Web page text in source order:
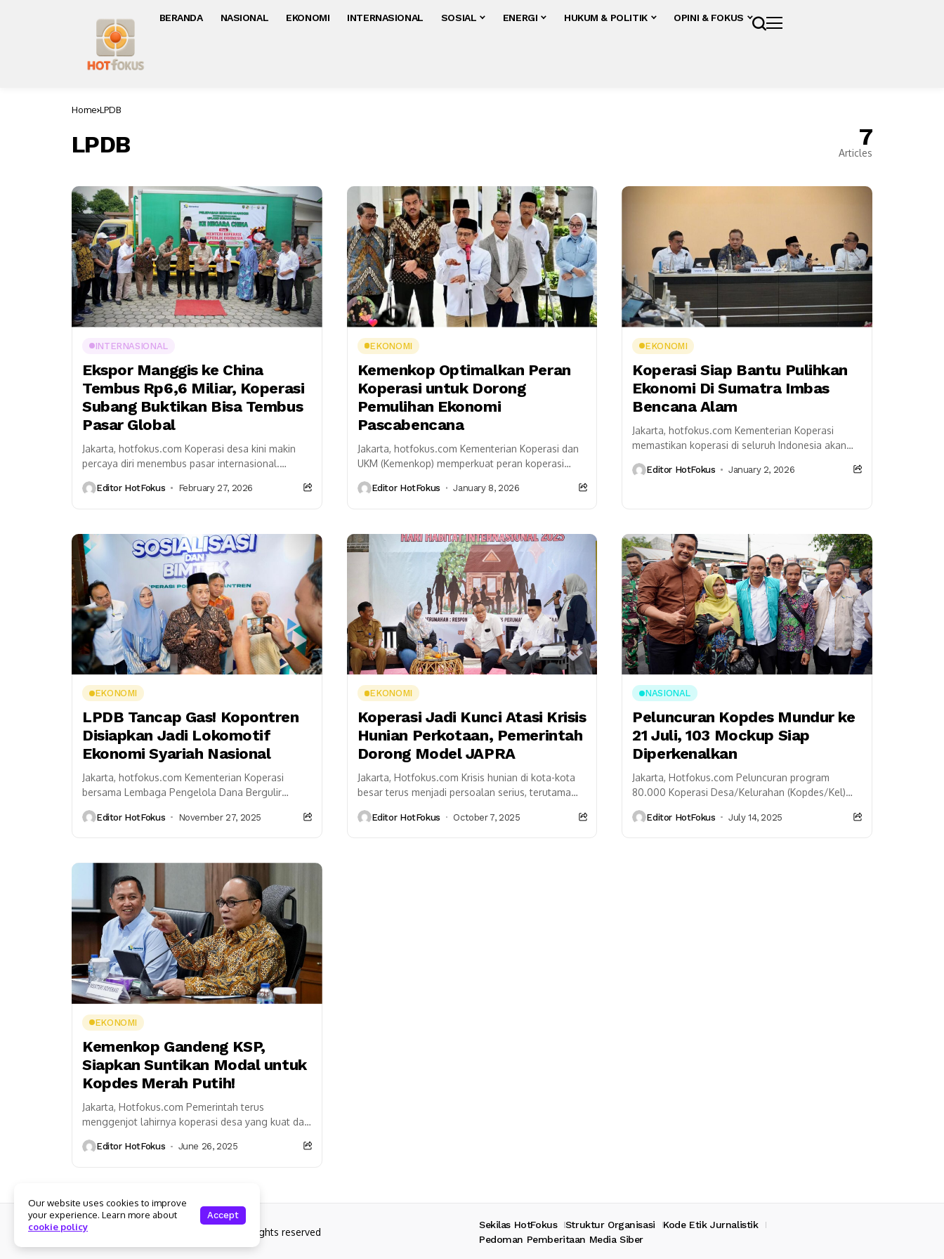
BERANDA NASIONAL EKONOMI INTERNASIONAL SOSIAL ENERGI HUKUM & POLITIK OPINI & FOKUS
Home LPDB
LPDB 7
Articles
INTERNASIONAL
Ekspor Manggis ke China
Tembus Rp6,6 Miliar, Koperasi
Subang Buktikan Bisa Tembus
Pasar Global
Jakarta, hotfokus.com Koperasi desa kini makin
percaya diri menembus pasar internasional.
kembali mengirim manggis segar ke China...
Editor HotFokus February 27, 2026
EKONOMI
Kemenkop Optimalkan Peran
Koperasi untuk Dorong
Pemulihan Ekonomi
Pascabencana
Jakarta, hotfokus.com Kementerian Koperasi dan
UKM (Kemenkop) memperkuat peran koperasi
masyarakat di wilayah terdampak bencana. Fokus
Editor HotFokus January 8, 2026
EKONOMI
Koperasi Siap Bantu Pulihkan
Ekonomi Di Sumatra Imbas
Bencana Alam
Jakarta, hotfokus.com Kementerian Koperasi
memastikan koperasi di seluruh Indonesia akan
sosial pasca bencana di Sumatra melalui
Editor HotFokus January 2, 2026
EKONOMI
LPDB Tancap Gas! Kopontren
Disiapkan Jadi Lokomotif
Ekonomi Syariah Nasional
Jakarta, hotfokus.com Kementerian Koperasi
bersama Lembaga Pengelola Dana Bergulir
syariah lewat pengembangan koperasi pesantren.
Editor HotFokus November 27, 2025
EKONOMI
Koperasi Jadi Kunci Atasi Krisis
Hunian Perkotaan, Pemerintah
Dorong Model JAPRA
Jakarta, Hotfokus.com Krisis hunian di kota-kota
besar terus menjadi persoalan serius, terutama
Untuk menjawab tantangan itu, pemerintah
Editor HotFokus October 7, 2025
NASIONAL
Peluncuran Kopdes Mundur ke
21 Juli, 103 Mockup Siap
Diperkenalkan
Jakarta, Hotfokus.com Peluncuran program
80.000 Koperasi Desa/Kelurahan (Kopdes/Kel)
12 Juli 2025 bertepatan dengan Hari Koperasi
Editor HotFokus July 14, 2025
EKONOMI
Kemenkop Gandeng KSP,
Siapkan Suntikan Modal untuk
Kopdes Merah Putih!
Jakarta, Hotfokus.com Pemerintah terus
menggenjot lahirnya koperasi desa yang kuat dan
Putih. Untuk mewujudkannya, Kementerian
Editor HotFokus June 26, 2025
Copyright © 2025 Hotfokus.com | All rights reserved
Sekilas HotFokus Struktur Organisasi
Kode Etik Jurnalistik
Pedoman Pemberitaan Media Siber
Our website uses cookies to improve
your experience. Learn more about
cookie policy
Accept